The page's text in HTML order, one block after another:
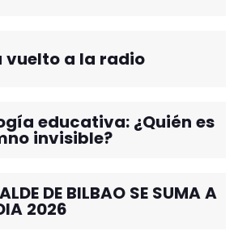
vuelto a la radio
educativa: ¿Quién es
invisible?
DE BILBAO SE SUMA A
2026